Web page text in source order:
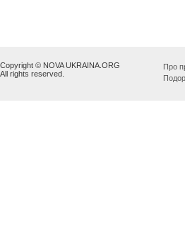
Copyright © NOVA UKRAINA.ORG
All rights reserved.
Про